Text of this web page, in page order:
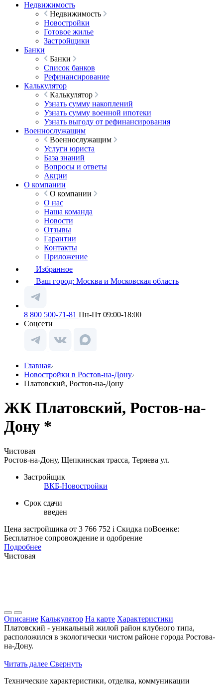
Недвижимость
Недвижимость
Новостройки
Готовое жилье
Застройщики
Банки
Банки
Список банков
Рефинансирование
Калькулятор
Калькулятор
Узнать сумму накоплений
Узнать сумму военной ипотеки
Узнать выгоду от рефинансирования
Военнослужащим
Военнослужащим
Услуги юриста
База знаний
Вопросы и ответы
Акции
О компании
О компании
О нас
Наша команда
Новости
Отзывы
Гарантии
Контакты
Приложение
Избранное
Ваш город: Москва и Московская область
8 800 500-71-81 Пн-Пт 09:00-18:00
Соцсети
Главная
Новостройки в Ростов-на-Дону
Платовский, Ростов-на-Дону
ЖК Платовский, Ростов-на-
Дону *
Чистовая
Ростов-на-Дону, Щепкинская трасса, Теряева ул.
Застройщик
ВКБ-Новостройки
Срок сдачи
введен
Цена застройщика от 3 766 752 i Скидка поВоенке:
Бесплатное сопровождение и одобрение
Подробнее
Чистовая
Описание Калькулятор На карте Характеристики
Платовский - уникальный жилой район клубного типа,
расположился в экологически чистом районе города Ростова-
на-Дону.
Читать далее Свернуть
Технические характеристики, отделка, коммуникации